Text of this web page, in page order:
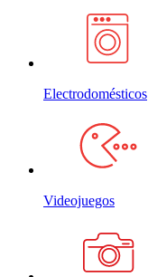
Electrodomésticos
Videojuegos